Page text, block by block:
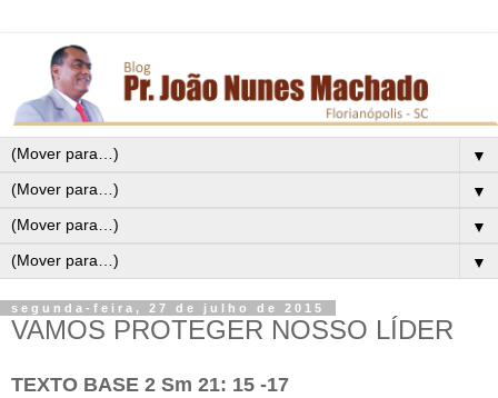
▼
▼
▼
▼
segunda-feira, 27 de julho de 2015
VAMOS PROTEGER NOSSO LÍDER
TEXTO BASE 2 Sm 21: 15 -17